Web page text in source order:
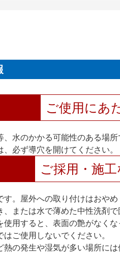
ご使用にあ
水のかかる可能性のある場
必ず導穴を開けてください。
ご採用・施
。屋外への取り付けはおやめ
または水で薄めた中性洗剤で
用すると、表面の艶がなく
ご使用しないでください。
の発生や湿気が多い場所には